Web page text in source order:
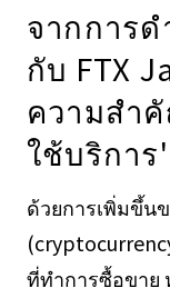
จากการ
กับ FTX
ความสํา
ใช้บริกา
ด้วยการเพิ่มขึ้น
ที่ทำการซื้อขาย